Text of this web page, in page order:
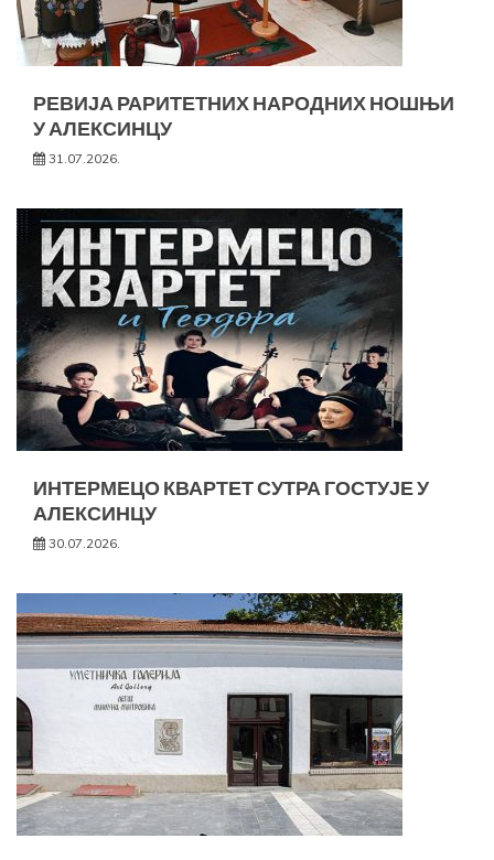
РЕВИЈА РАРИТЕТНИХ НАРОДНИХ НОШЊИ
У АЛЕКСИНЦУ
31.07.2026.
ИНТЕРМЕЦО КВАРТЕТ СУТРА ГОСТУЈЕ У
АЛЕКСИНЦУ
30.07.2026.